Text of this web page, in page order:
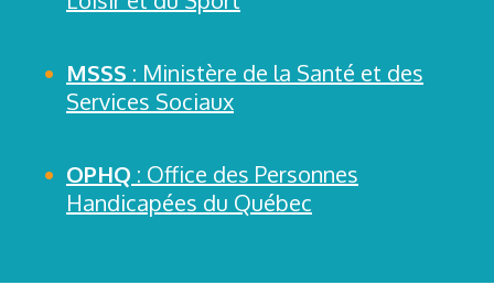
MSSS : Ministère de la Santé et des
Services Sociaux
OPHQ : Office des Personnes
Handicapées du Québec